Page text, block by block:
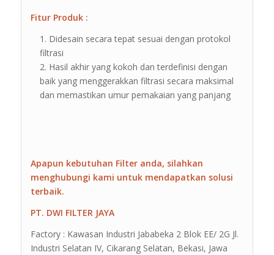
Fitur Produk :
Didesain secara tepat sesuai dengan protokol
filtrasi
Hasil akhir yang kokoh dan terdefinisi dengan
baik yang menggerakkan filtrasi secara maksimal
dan memastikan umur pemakaian yang panjang
Apapun kebutuhan Filter anda, silahkan
menghubungi kami untuk mendapatkan solusi
terbaik.
PT. DWI FILTER JAYA
Factory : Kawasan Industri Jababeka 2 Blok EE/ 2G Jl.
Industri Selatan IV, Cikarang Selatan, Bekasi, Jawa